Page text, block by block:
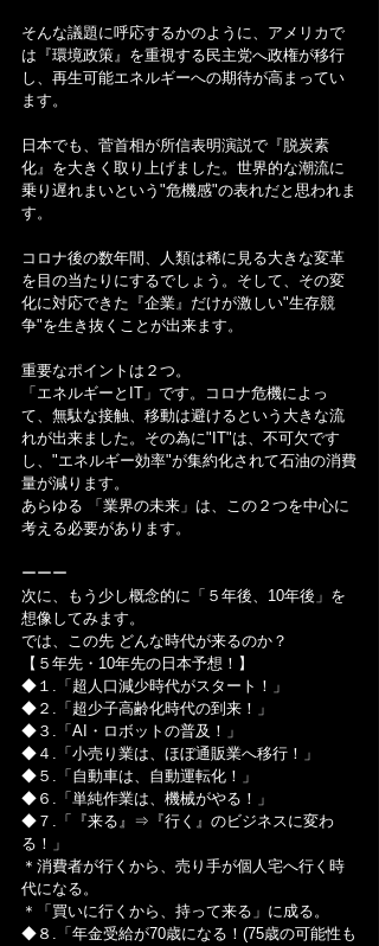
そんな議題に呼応するかのように、アメリカで
は『環境政策』を重視する民主党へ政権が移行
し、再生可能エネルギーへの期待が高まってい
ます。
日本でも、菅首相が所信表明演説で『脱炭素
化』を大きく取り上げました。世界的な潮流に
乗り遅れまいという"危機感"の表れだと思われま
す。
コロナ後の数年間、人類は稀に見る大きな変革
を目の当たりにするでしょう。そして、その変
化に対応できた『企業』だけが激しい"生存競
争"を生き抜くことが出来ます。
重要なポイントは２つ。
「エネルギーとIT」です。コロナ危機によっ
て、無駄な接触、移動は避けるという大きな流
れが出来ました。その為に"IT"は、不可欠です
し、"エネルギー効率"が集約化されて石油の消費
量が減ります。
あらゆる 「業界の未来」は、この２つを中心に
考える必要があります。
ーーー
次に、もう少し概念的に「５年後、10年後」を
想像してみます。
では、この先 どんな時代が来るのか？
【５年先・10年先の日本予想！】
◆１.「超人口減少時代がスタート！」
◆２.「超少子高齢化時代の到来！」
◆３.「AI・ロボットの普及！」
◆４.「小売り業は、ほぼ通販業へ移行！」
◆５.「自動車は、自動運転化！」
◆６.「単純作業は、機械がやる！」
◆７.「『来る』⇒『行く』のビジネスに変わ
る！」
＊消費者が行くから、売り手が個人宅へ行く時
代になる。
＊「買いに行くから、持って来る」に成る。
◆８.「年金受給が70歳になる！(75歳の可能性も